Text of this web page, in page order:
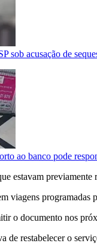
sob acusação de
ao banco pode
estavam
viagens
o documento nos
de restabelecer o